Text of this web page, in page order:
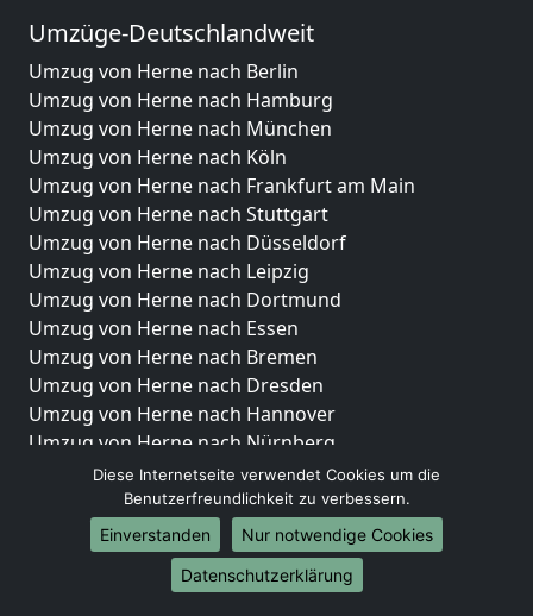
Umzüge-Deutschlandweit
Umzug von Herne nach Berlin
Umzug von Herne nach Hamburg
Umzug von Herne nach München
Umzug von Herne nach Köln
Umzug von Herne nach Frankfurt am Main
Umzug von Herne nach Stuttgart
Umzug von Herne nach Düsseldorf
Umzug von Herne nach Leipzig
Umzug von Herne nach Dortmund
Umzug von Herne nach Essen
Umzug von Herne nach Bremen
Umzug von Herne nach Dresden
Umzug von Herne nach Hannover
Umzug von Herne nach Nürnberg
Umzug von Herne nach Duisburg
Umzug von Herne nach Bochum
Umzug von Herne nach Wuppertal
Umzug von Herne nach Bielefeld
Umzug von Herne nach Bonn
Diese Internetseite verwendet Cookies um die
Benutzerfreundlichkeit zu verbessern.
Einverstanden
Nur notwendige Cookies
Datenschutzerklärung